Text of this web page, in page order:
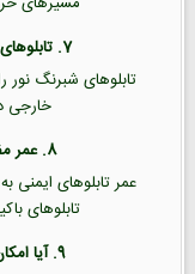
7. تابلوهای شبرنگ چه تفاوتی با شبنما دارند؟
تابلوهای شبرنگ نور
خارجی
8. عمر مفید تابلوهای ایمنی چقدر است؟
عمر تابلوهای ایمنی
تابلوهای
9. آیا امکان نصب تابلو روی پایه وجود دارد؟